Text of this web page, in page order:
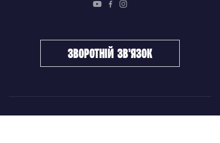
зворотній зв’язок